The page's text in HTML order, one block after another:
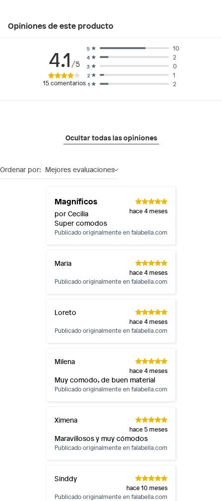
Opiniones de este producto
4.1 /5
15 comentarios 1 2
2 1
3 0
4 2
5 10
Ocultar todas las opiniones
Ordenar por: Mejores evaluaciones
Magníficos
por Cecilia hace 4 meses
Super comodos
Publicado originalmente enfalabella.com
Maria
hace 4 meses
Publicado originalmente enfalabella.com
Loreto
hace 4 meses
Publicado originalmente enfalabella.com
Milena
hace 4 meses
Muy comodo, de buen material
Publicado originalmente enfalabella.com
Ximena
hace 5 meses
Maravillosos y muy cómodos
Publicado originalmente enfalabella.com
Sinddy
hace 10 meses
Publicado originalmente enfalabella.com